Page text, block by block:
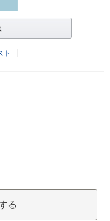
ト
る